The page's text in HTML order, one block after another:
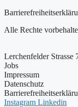
Alle Rechte
Lerchenfelder Strasse
Jobs
Impressum
Datenschutz
Instagram Linkedin